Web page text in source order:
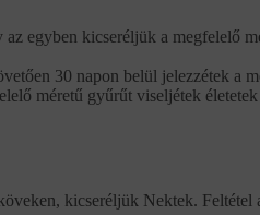
egyben kicseréljük a megfelelő
30 napon belül jelezzétek a
méretű gyűrűt viseljétek
kicseréljük Nektek. Feltétel